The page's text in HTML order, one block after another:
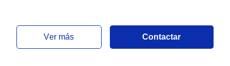
ver más Contactar